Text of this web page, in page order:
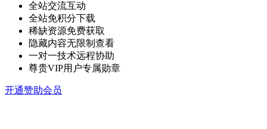
全站交流互动
全站免积分下载
稀缺资源免费获取
隐藏内容无限制查看
一对一技术远程协助
尊贵VIP用户专属勋章
开通赞助会员